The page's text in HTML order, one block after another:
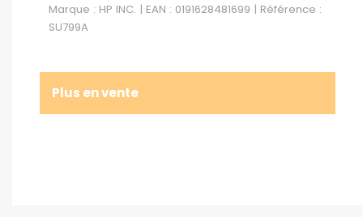
Marque : HP INC. | EAN : 0191628481699 | Référence :
SU799A
Plus en vente